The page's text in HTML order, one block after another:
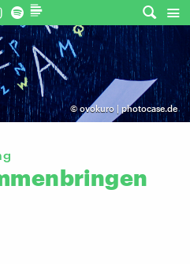
©ovokuro | photocase.de